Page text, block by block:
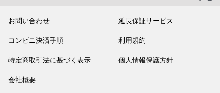
お問い合わせ 延長保証サービス
コンビニ決済手順 利用規約
特定商取引法に基づく表示 個人情報保護方針
会社概要